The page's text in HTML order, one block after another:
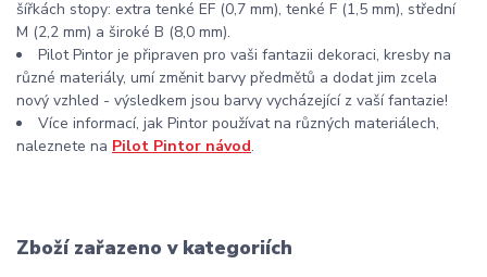
šířkách stopy: extra tenké EF (0,7 mm), tenké F (1,5 mm), střední
M (2,2 mm) a široké B (8,0 mm).
Pilot Pintor je připraven pro vaši fantazii dekoraci, kresby na
různé materiály, umí změnit barvy předmětů a dodat jim zcela
nový vzhled - výsledkem jsou barvy vycházející z vaší fantazie!
Více informací, jak Pintor používat na různých materiálech,
naleznete na Pilot Pintor návod.
Zboží zařazeno v kategoriích